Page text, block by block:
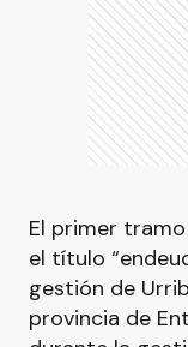
El primer
el título
gestión de
provincia de